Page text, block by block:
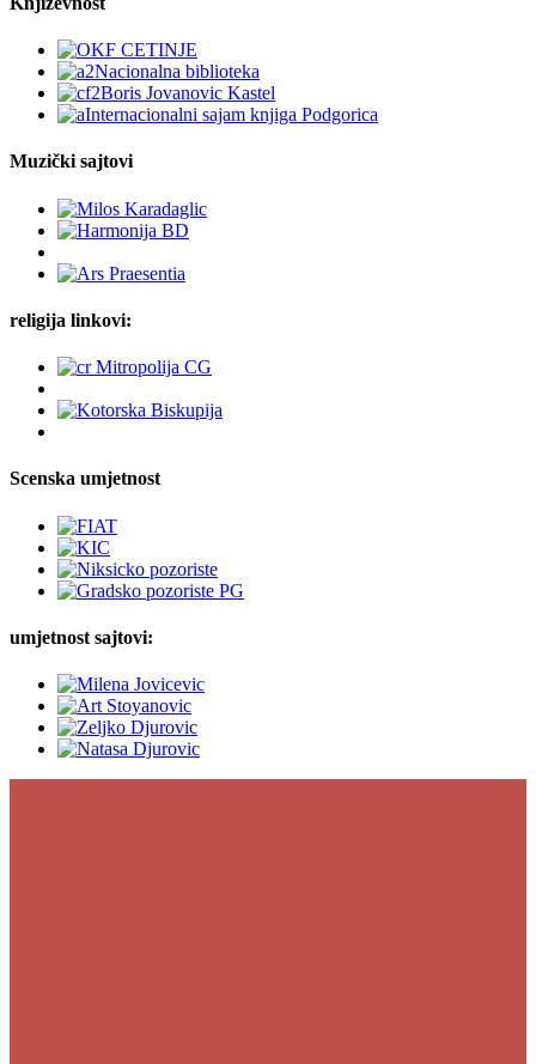
Muzički sajtovi
religija linkovi:
Scenska umjetnost
umjetnost sajtovi: